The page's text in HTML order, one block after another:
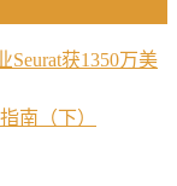
获1350万美
南（下）